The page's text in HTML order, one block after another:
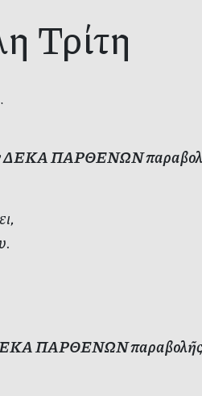
Τρίτη
ΔΕΚΑ ΠΑΡΘΕΝΩΝ
ΔΕΚΑ ΠΑΡΘΕΝΩΝ παραβολῆς